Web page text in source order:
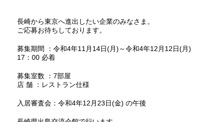
長崎から東京へ進出したい企業のみなさま。
ご応募お待ちしております。
募集期間 ：令和4年11月14日(月)～令和4年12月12日(月)
17：00 必着
募集室数 ：7部屋
店 舗 ：レストラン仕様
入居審査会：令和4年12月23日(金) の午後